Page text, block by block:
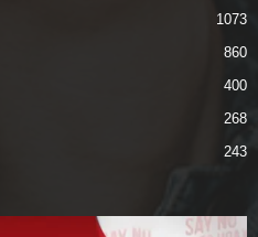
1073
860
400
268
243